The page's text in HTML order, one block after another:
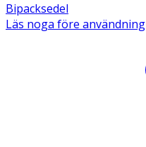
Bipacksedel
Läs noga före användning